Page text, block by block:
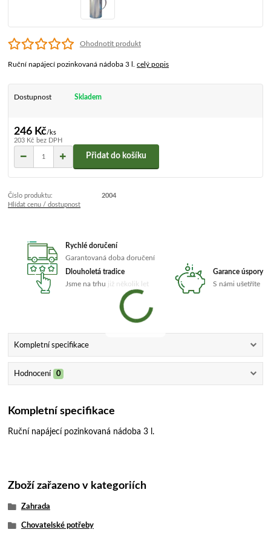
Ohodnotit produkt
Ruční napájecí pozinkovaná nádoba 3 l.celý popis
Dostupnost Skladem
246 Kč/ks
203 Kč bez DPH
Přidat do košíku
Číslo produktu:
2004
Hlídat cenu / dostupnost
Rychlé doručení
Garantovaná doba doručení
Dlouholetá tradice
Jsme na trhu již několik let
Garance úspory
S námi ušetříte
Kompletní specifikace
Hodnocení 0
Kompletní specifikace
Ruční napájecí pozinkovaná nádoba 3 l.
Zboží zařazeno v kategoriích
Zahrada
Chovatelské potřeby